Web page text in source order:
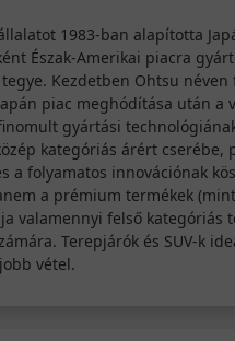
1983-ban alapította
Észak-Amerikai piacra
Kezdetben Ohtsu
piac meghódítása után
gyártási
kategóriás árért
a folyamatos innovációnak
a prémium termékek
valamennyi felső kategóriás
Terepjárók és SUV-k
vétel.